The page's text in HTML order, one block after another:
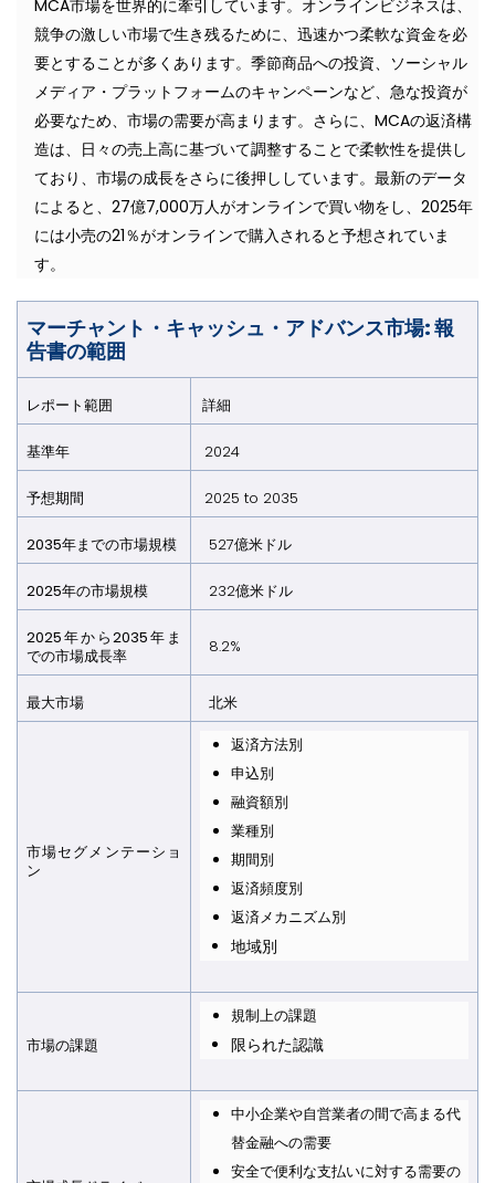
MCA市場を世界的に牽引しています。オンラインビジネスは、
競争の激しい市場で生き残るために、迅速かつ柔軟な資金を必
要とすることが多くあります。季節商品への投資、ソーシャル
メディア・プラットフォームのキャンペーンなど、急な投資が
必要なため、市場の需要が高まります。さらに、MCAの返済構
造は、日々の売上高に基づいて調整することで柔軟性を提供し
ており、市場の成長をさらに後押ししています。最新のデータ
によると、27億7,000万人がオンラインで買い物をし、2025年
には小売の21％がオンラインで購入されると予想されていま
す。
マーチャント・キャッシュ・アドバンス市場: 報
告書の範囲
レポート範囲 詳細
基準年 2024
予想期間 2025 to 2035
2035年までの市場規模 527億米ドル
2025年の市場規模 232億米ドル
2025年から2035年ま
での市場成長率
8.2%
最大市場 北米
市場セグメンテーショ
ン
返済方法別
申込別
融資額別
業種別
期間別
返済頻度別
返済メカニズム別
地域別
市場の課題
規制上の課題
限られた認識
中小企業や自営業者の間で高まる代
替金融への需要
安全で便利な支払いに対する需要の